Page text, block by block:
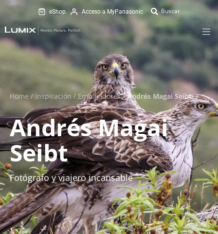
eShop Acceso a MyPanasonic
Home / Inspiración /Embajadores/Andrés Magai Seibt
Andrés Magai
Seibt
Fotógrafo y viajero incansable